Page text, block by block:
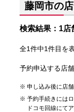
藤岡市の
検索結果：1店
全1件中1件目を
予約申込する店
申し込み後に店
予約手続きには
ドコモ回線にて